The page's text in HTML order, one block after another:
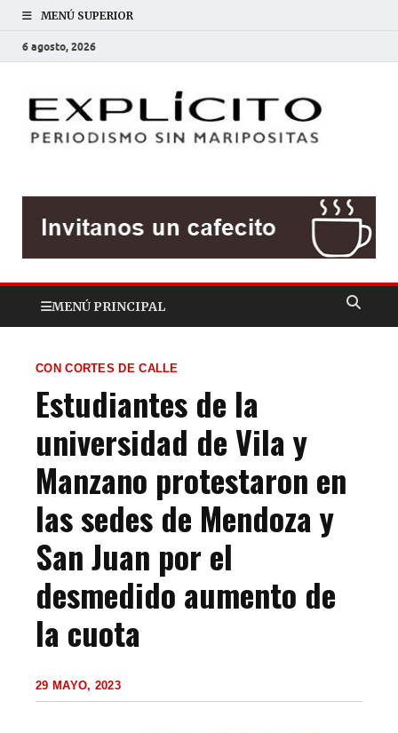
MENÚ SUPERIOR
6 agosto, 2026
MENÚ PRINCIPAL
CON CORTES DE CALLE
Estudiantes de la
universidad de Vila y
Manzano protestaron en
las sedes de Mendoza y
San Juan por el
desmedido aumento de
la cuota
29 MAYO, 2023